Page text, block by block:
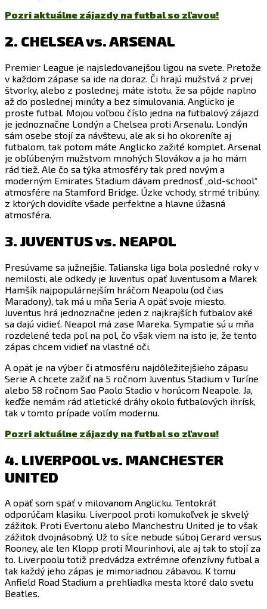
Pozri aktuálne zájazdy na futbal so zľavou!
2. CHELSEA vs. ARSENAL
Premier League je najsledovanejšou ligou na svete. Pretože
v každom zápase sa ide na doraz. Či hrajú mužstvá z prvej
štvorky, alebo z poslednej, máte istotu, že sa pôjde naplno
až do poslednej minúty a bez simulovania. Anglicko je
proste futbal. Mojou voľbou číslo jedna na futbalový zájazd
je jednoznačne Londýn a Chelsea proti Arsenalu. Londýn
sám osebe stojí za návštevu, ale ak si ho okoreníte aj
futbalom, tak potom máte Anglicko zažité komplet. Arsenal
je obľúbeným mužstvom mnohých Slovákov a ja ho mám
rád tiež. Ale čo sa týka atmosféry tak pred novým a
moderným Emirates Stadium dávam prednosť „old-school“
atmosfére na Stamford Bridge. Úzke vchody, strmé tribúny,
z ktorých dovidíte všade perfektne a hlavne úžasná
atmosféra.
3. JUVENTUS vs. NEAPOL
Presúvame sa južnejšie. Talianska liga bola posledné roky v
nemilosti, ale odkedy je Juventus opäť Juventusom a Marek
Hamšík najpopulárnejším hráčom Neapolu (od čias
Maradony), tak má u mňa Seria A opäť svoje miesto.
Juventus hrá jednoznačne jeden z najkrajších futbalov aké
sa dajú vidieť. Neapol má zase Mareka. Sympatie sú u mňa
rozdelené teda pol na pol, čo však viem na isto je, že tento
zápas chcem vidieť na vlastné oči.
A opät je na výber či atmosféru najdôležitejšieho zápasu
Serie A chcete zažiť na 5 ročnom Juventus Stadium v Turíne
alebo 58 ročnom Sao Paolo Stadio v horúcom Neapole. Ja,
keďže nemám rád atletické dráhy okolo futbalových ihrísk,
tak v tomto prípade volím modernu.
Pozri aktuálne zájazdy na futbal so zľavou!
4. LIVERPOOL vs. MANCHESTER
UNITED
A opäť som späť v milovanom Anglicku. Tentokrát
odporúčam klasiku. Liverpool proti komukoľvek je skvelý
zážitok. Proti Evertonu alebo Manchestru United je to však
zážitok dvojnásobný. Už to síce nebude súboj Gerard versus
Rooney, ale len Klopp proti Mourinhovi, ale aj tak to stojí za
to. Liverpoolu totiž predvádza extrémne ofenzívny futbal a
tak každý jeho zápas je mimoriadnou zábavou. K tomu
Anfield Road Stadium a prehliadka mesta ktoré dalo svetu
Beatles.